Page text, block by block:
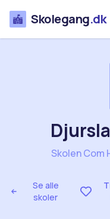
Skolegang.dk
Se alle
skoler
Skolen Com